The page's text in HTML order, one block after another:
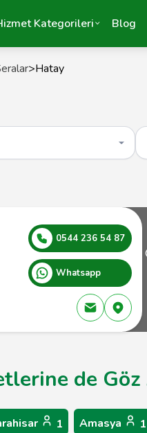
Kategorileri Blog
>Hatay
0544 236 54 87
Whatsapp
de
1 Amasya 1